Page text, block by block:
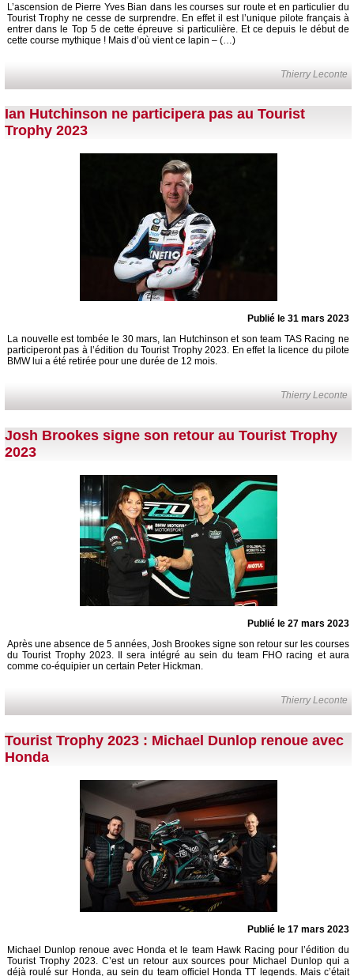
L’ascension de Pierre Yves Bian dans les courses sur route et en particulier du
Tourist Trophy ne cesse de surprendre. En effet il est l’unique pilote français à
entrer dans le Top 5 de cette épreuve si particulière. Et ce depuis le début de
cette course mythique ! Mais d’où vient ce lapin – (…)
Thierry Leconte
Ian Hutchinson ne participera pas au Tourist
Trophy 2023
Publié le 31 mars 2023
La nouvelle est tombée le 30 mars, Ian Hutchinson et son team TAS Racing ne
participeront pas à l’édition du Tourist Trophy 2023. En effet la licence du pilote
BMW lui a été retirée pour une durée de 12 mois.
Thierry Leconte
Josh Brookes signe son retour au Tourist Trophy
2023
Publié le 27 mars 2023
Après une absence de 5 années, Josh Brookes signe son retour sur les courses
du Tourist Trophy 2023. Il sera intégré au sein du team FHO racing et aura
comme co-équipier un certain Peter Hickman.
Thierry Leconte
Tourist Trophy 2023 : Michael Dunlop renoue avec
Honda
Publié le 17 mars 2023
Michael Dunlop renoue avec Honda et le team Hawk Racing pour l’édition du
Tourist Trophy 2023. C’est un retour aux sources pour Michael Dunlop qui a
déjà roulé sur Honda, au sein du team officiel Honda TT legends. Mais c’était